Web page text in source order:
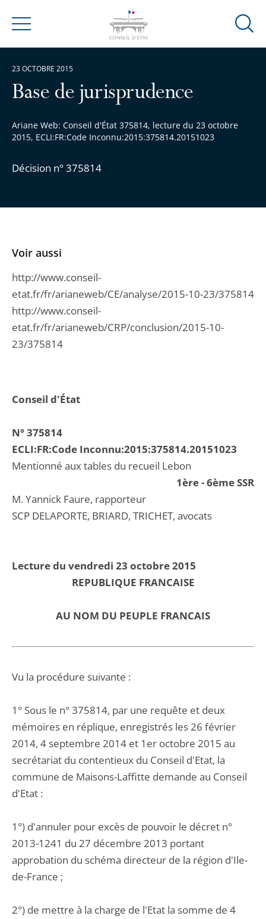
Menu
Ouvrir
Base de jurisprudence
Ariane Web: Conseil d'État 375814, lecture du 23 octobre
2015, ECLI:FR:Code Inconnu:2015:375814.20151023
Décision n° 375814
23 OCTOBRE 2015
Conseil d'État
N° 375814
ECLI:FR:Code Inconnu:2015:375814.20151023
Mentionné aux tables du recueil Lebon
1ère - 6ème SSR
M. Yannick Faure, rapporteur
SCP DELAPORTE, BRIARD, TRICHET, avocats
Lecture du vendredi 23 octobre 2015
REPUBLIQUE FRANCAISE
AU NOM DU PEUPLE FRANCAIS
Vu la procédure suivante :
1° Sous le n° 375814, par une requête et deux
mémoires en réplique, enregistrés les 26 février
2014, 4 septembre 2014 et 1er octobre 2015 au
secrétariat du contentieux du Conseil d'Etat, la
commune de Maisons-Laffitte demande au Conseil
d'Etat :
1°) d'annuler pour excès de pouvoir le décret n°
2013-1241 du 27 décembre 2013 portant
approbation du schéma directeur de la région d'Ile-
de-France ;
2°) de mettre à la charge de l'Etat la somme de 4
Voir aussi
http://www.conseil-
etat.fr/fr/arianeweb/CE/analyse/2015-10-23/375814
http://www.conseil-
etat.fr/fr/arianeweb/CRP/conclusion/2015-10-
23/375814